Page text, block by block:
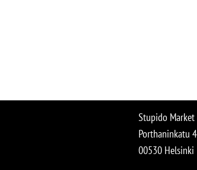
Stupido Market
Porthaninkatu 4
00530 Helsinki